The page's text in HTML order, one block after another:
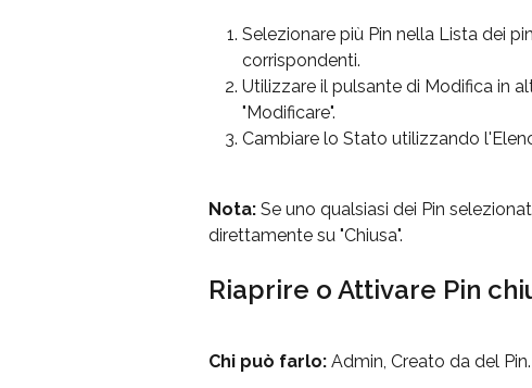
Selezionare più Pin nella Lista dei
corrispondenti.
Utilizzare il pulsante di Modifica in
"Modificare".
Cambiare lo Stato utilizzando
Nota: Se uno qualsiasi dei Pin
direttamente su "Chiusa".
Riaprire o Attivare Pin
Chi può farlo: Admin, Creato da del Pin.